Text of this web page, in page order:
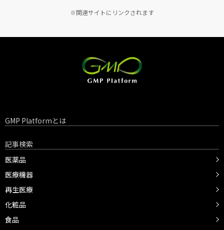
※関連サイトにリンクされます
GMP Platformとは
記事検索
医薬品
医療機器
再生医療
化粧品
食品